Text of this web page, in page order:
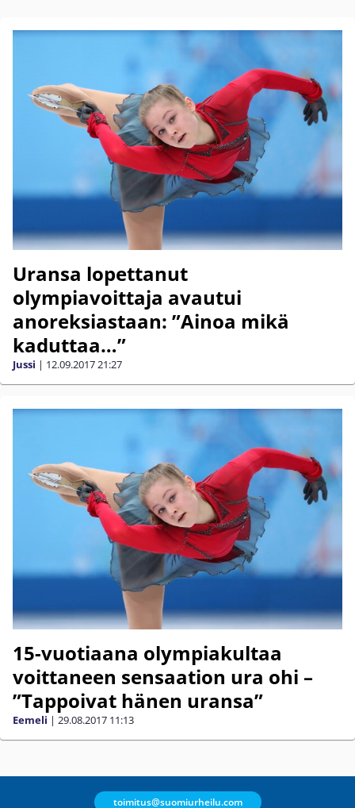
Uransa lopettanut
olympiavoittaja avautui
anoreksiastaan: ”Ainoa mikä
kaduttaa…”
Jussi | 12.09.201721:27
15-vuotiaana olympiakultaa
voittaneen sensaation ura ohi –
”Tappoivat hänen uransa”
Eemeli | 29.08.2017 11:13
toimitus@suomiurheilu.com